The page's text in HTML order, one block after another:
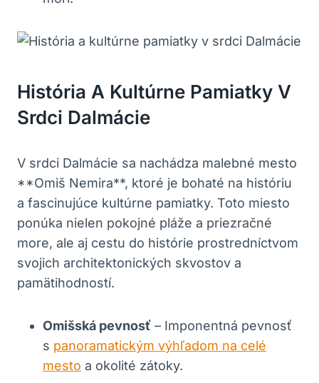
História ‌a Kultúrne Pamiatky V
Srdci ⁣Dalmácie
V ‌srdci Dalmácie sa nachádza malebné mesto
**Omiš Nemira**, ktoré je bohaté ‍na históriu
‌a fascinujúce kultúrne pamiatky. Toto miesto⁣
ponúka nielen pokojné pláže a priezračné
more, ale aj cestu do histórie prostredníctvom
svojich architektonických skvostov a
pamätihodností.
Omišská pevnosť – Imponentná ⁤pevnosť
s panoramatickým výhľadom na celé
mesto a okolité zátoky.